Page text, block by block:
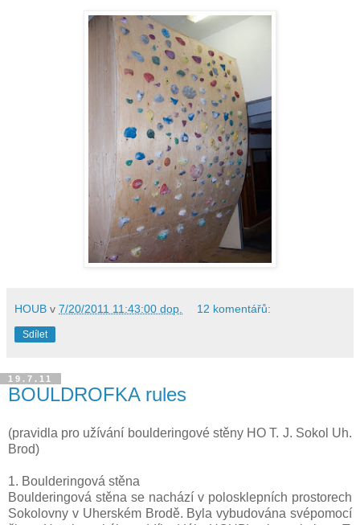
HOUB v 7/20/2011 11:43:00 dop. 12 komentářů:
Sdílet
19.7.11
BOULDROFKA rules
(pravidla pro užívání boulderingové stěny HO T. J. Sokol Uh.
Brod)
1. Boulderingová stěna
Boulderingová stěna se nachází v polosklepních prostorech
Sokolovny v Uherském Brodě. Byla vybudována svépomocí